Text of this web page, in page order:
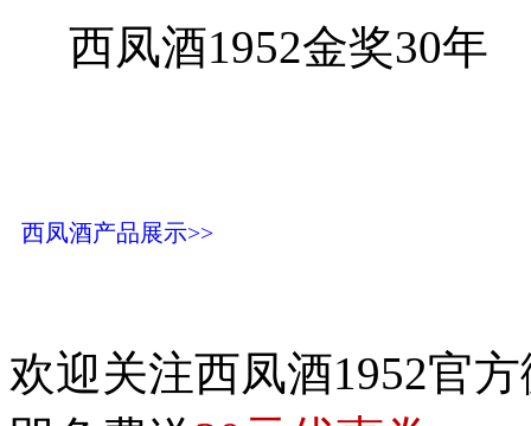
西凤酒1952金奖30年
西凤酒产品展示>>
欢迎关注西凤酒1952官